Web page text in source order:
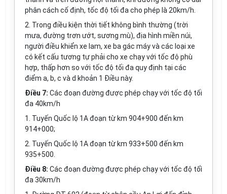
phân cách cố định, tốc độ tối đa cho phép là 20km/h.
2. Trong điều kiện thời tiết không bình thường (trời
mưa, đường trơn ướt, sương mù), địa hình miền núi,
người điều khiển xe lam, xe ba gác máy và các loại xe
có kết cấu tương tự phải cho xe chạy với tốc độ phù
hợp, thấp hơn so với tốc độ tối đa quy định tại các
điểm a, b, c và d khoản 1 Điều này.
Điều 7: Các đoạn đường được phép chạy với tốc độ tối
đa 40km/h
1. Tuyến Quốc lộ 1A đoạn từ km 904+900 đến km
914+000;
2. Tuyến Quốc lộ 1A đoạn từ km 933+500 đến km
935+500.
Điều 8: Các đoạn đường được phép chạy với tốc độ tốì
đa 30km/h